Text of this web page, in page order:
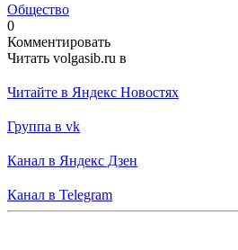
Общество
0
Комментировать
Читать volgasib.ru в
Читайте в Яндекс Новостях
Группа в vk
Канал в Яндекс Дзен
Канал в Telegram